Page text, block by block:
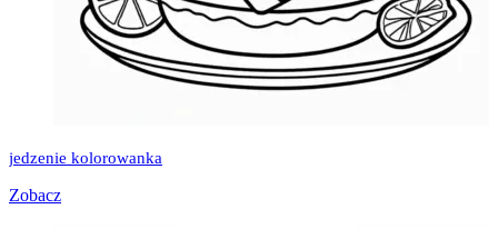
jedzenie kolorowanka
Zobacz